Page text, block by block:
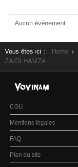
Aucun événement
Vous êtes ici : Home
ZAIDI HAMZA
CGU
Mentions légales
FAQ
Plan du site